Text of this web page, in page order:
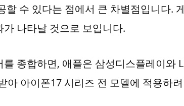
할 수 있다는 점에서 큰 차별점입니다.
나타날 것으로 보입니다.
종합하면, 애플은 삼성디스플레이와
아 아이폰17 시리즈 전 모델에 적용하